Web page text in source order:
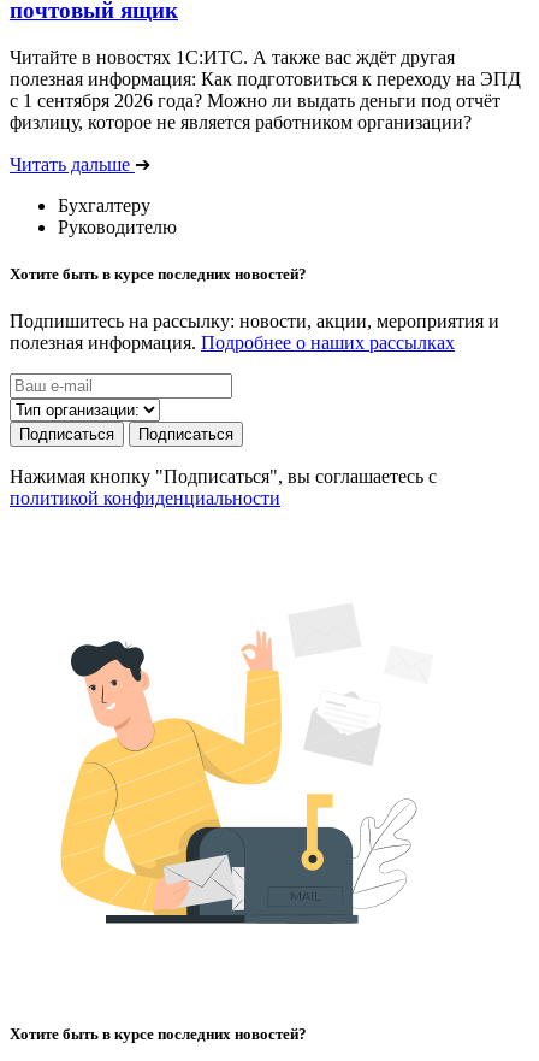
почтовый ящик
Читайте в новостях 1С:ИТС. А также вас ждёт другая
полезная информация: Как подготовиться к переходу на ЭПД
с 1 сентября 2026 года? Можно ли выдать деньги под отчёт
физлицу, которое не является работником организации?
Читать дальше ➔
Бухгалтеру
Руководителю
Хотите быть в курсе последних новостей?
Подпишитесь на рассылку: новости, акции, мероприятия и
полезная информация. Подробнее о наших рассылках
Подписаться Подписаться
Нажимая кнопку "Подписаться", вы соглашаетесь с
политикой конфиденциальности
Хотите быть в курсе последних новостей?